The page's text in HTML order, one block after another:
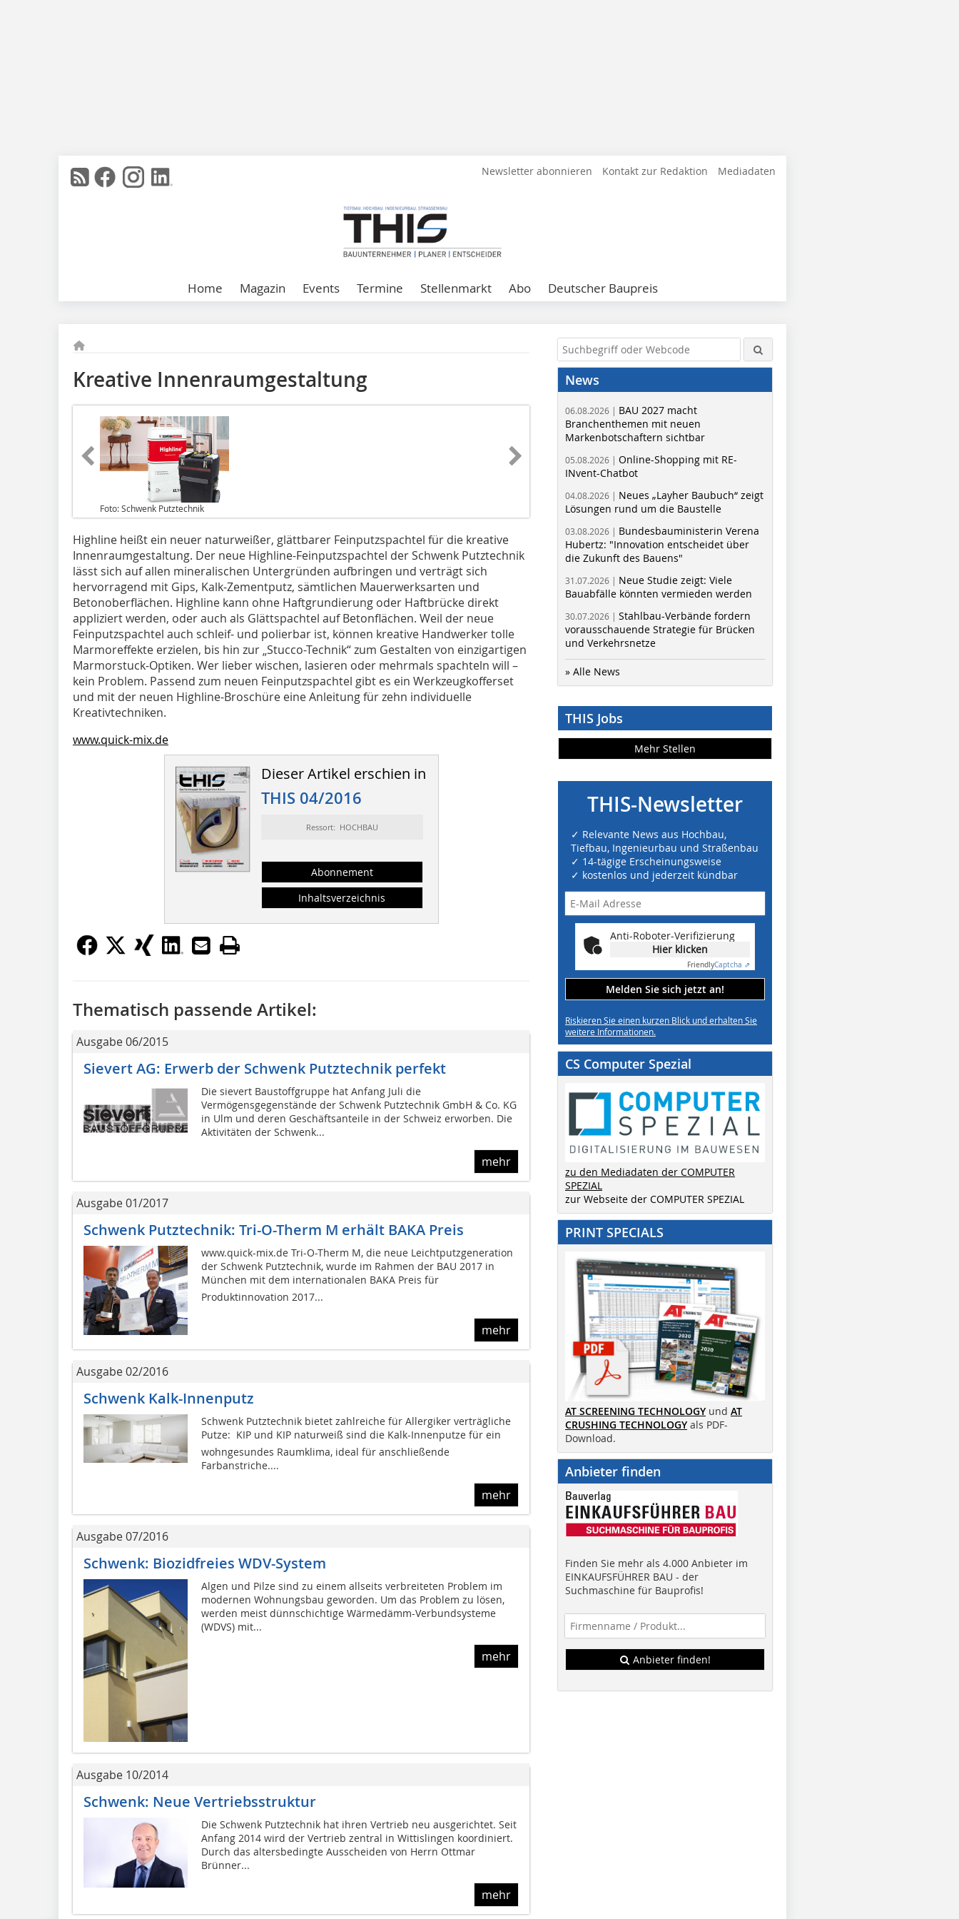
Newsletter abonnieren Kontakt zur Redaktion Mediadaten
Home Magazin Events Termine Stellenmarkt Abo Deutscher Baupreis
Kreative Innenraum­gestaltung
Foto: Schwenk Putztechnik
Highline heißt ein neuer natur­weißer, glättbarer Feinputzspachtel für die kreative
Innenraum­gestaltung. Der neue Highline-Feinputzspachtel der Schwenk Putztechnik
lässt sich auf allen mineralischen Untergründen aufbringen und verträgt sich
hervorragend mit Gips, Kalk-Zementputz, sämtlichen Mauerwerksarten und
Betonoberflächen. Highline kann ohne Haftgrundierung oder Haftbrücke direkt
appliziert werden, oder auch als Glättspachtel auf Betonflächen. Weil der neue
Feinputzspachtel auch schleif- und polierbar ist, können kreative Handwerker tolle
Marmoreffekte erzielen, bis hin zur „Stucco-Technik“ zum Gestalten von einzigartigen
Marmorstuck-Optiken. Wer lieber wischen, lasieren oder mehrmals spachteln will –
kein Problem. Passend zum neuen Feinputzspachtel gibt es ein Werkzeugkofferset
und mit der neuen Highline-Broschüre eine Anleitung für zehn individuelle
Kreativtechniken.
www.quick-mix.de
Dieser Artikel erschien in
THIS 04/2016
Ressort: HOCHBAU
Abonnement
Inhaltsverzeichnis
Thematisch passende Artikel:
Ausgabe 06/2015
Sievert AG: Erwerb der Schwenk Putztechnik perfekt
Die sievert Baustoffgruppe hat Anfang Juli die
Vermögensgegenstände der Schwenk Putztechnik GmbH & Co. KG
in Ulm und deren Geschäftsanteile in der Schweiz erworben. Die
Aktivitäten der Schwenk...
mehr
Ausgabe 01/2017
Schwenk Putztechnik: Tri-O-Therm M erhält BAKA Preis
www.quick-mix.de Tri-O-Therm M, die neue Leichtputzgeneration
der Schwenk Putztechnik, wurde im Rahmen der BAU 2017 in
München mit dem internationalen BAKA Preis für
Produktinnovation 2017...
mehr
Ausgabe 02/2016
Schwenk Kalk-Innenputz
Schwenk Putztechnik bietet zahlreiche für Allergiker verträgliche
Putze:  KIP und KIP naturweiß sind die Kalk-Innenputze für ein
wohngesundes Raumklima, ideal für anschließende
Farbanstriche....
mehr
Ausgabe 07/2016
Schwenk: Biozidfreies WDV-System
Algen und Pilze sind zu einem allseits verbreiteten Problem im
modernen Wohnungsbau geworden. Um das Problem zu lösen,
werden meist dünnschichtige Wärmedämm-Verbundsysteme
(WDVS) mit...
mehr
Ausgabe 10/2014
Schwenk: Neue Vertriebsstruktur
Die Schwenk Putztechnik hat ihren Vertrieb neu ausgerichtet. Seit
Anfang 2014 wird der Vertrieb zentral in Wittislingen koordiniert.
Durch das altersbedingte Ausscheiden von Herrn Ottmar
Brünner...
mehr
News
06.08.2026 | BAU 2027 macht
Branchenthemen mit neuen
Markenbotschaftern sichtbar
05.08.2026 | Online-Shopping mit RE-
INvent-Chatbot
04.08.2026 | Neues „Layher Baubuch“ zeigt
Lösungen rund um die Baustelle
03.08.2026 | Bundesbauministerin Verena
Hubertz: "Innovation entscheidet über
die Zukunft des Bauens"
31.07.2026 | Neue Studie zeigt: Viele
Bauabfälle könnten vermieden werden
30.07.2026 | Stahlbau-Verbände fordern
vorausschauende Strategie für Brücken
und Verkehrsnetze
» Alle News
THIS Jobs
Mehr Stellen
THIS-Newsletter
✓ Relevante News aus Hochbau,
Tiefbau, Ingenieurbau und Straßenbau
✓ 14-tägige Erscheinungsweise
✓ kostenlos und jederzeit kündbar
Anti-Roboter-Verifizierung
Hier klicken
FriendlyCaptcha ⇗
Melden Sie sich jetzt an!
Riskieren Sie einen kurzen Blick und erhalten Sie
weitere Informationen.
CS Computer Spezial
zu den Mediadaten der COMPUTER
SPEZIAL
zur Webseite der COMPUTER SPEZIAL
PRINT SPECIALS
AT SCREENING TECHNOLOGY und AT
CRUSHING TECHNOLOGY als PDF-
Download.
Anbieter finden
Finden Sie mehr als 4.000 Anbieter im
EINKAUFSFÜHRER BAU - der
Suchmaschine für Bauprofis!
Anbieter finden!